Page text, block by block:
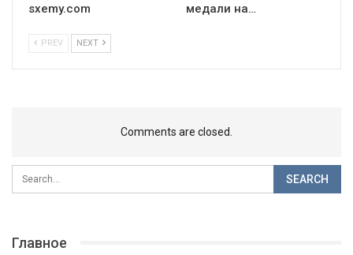
sxemy.com
медали на…
PREV NEXT
Comments are closed.
Главное